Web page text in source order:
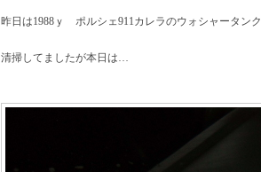
昨日は1988ｙ ポルシェ911カレラのウォシャータンク
清掃してましたが本日は…